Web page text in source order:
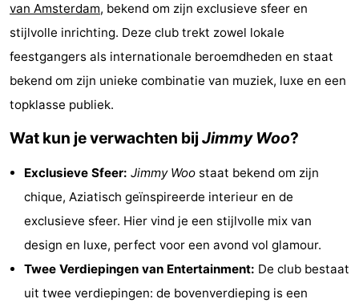
breakfasts)
Hotels
Vakantiehuizen
Amsterdamse
Bos
Spaarnwoude
minutes
Musea
Attracties
Zien
van Amsterdam, bekend om zijn exclusieve sfeer en
stijlvolle inrichting. Deze club trekt zowel lokale
feestgangers als internationale beroemdheden en staat
bekend om zijn unieke combinatie van muziek, luxe en een
topklasse publiek.
Wat kun je verwachten bij Jimmy Woo?
Exclusieve Sfeer: Jimmy Woo staat bekend om zijn
chique, Aziatisch geïnspireerde interieur en de
exclusieve sfeer. Hier vind je een stijlvolle mix van
design en luxe, perfect voor een avond vol glamour.
Twee Verdiepingen van Entertainment: De club bestaat
uit twee verdiepingen: de bovenverdieping is een